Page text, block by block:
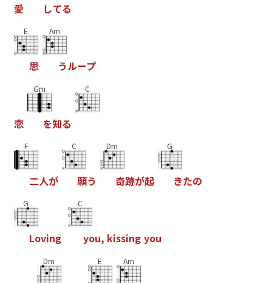
愛 してる
E
思
Am
うループ
恋
Gm
を知る
C
F
二人が
C
願う
Dm
奇跡が起
G
きたの
G
Loving
C
you, kissing you
Dm E Am